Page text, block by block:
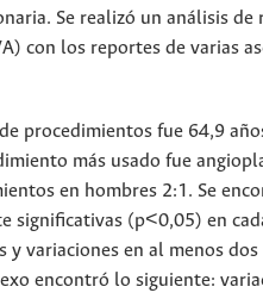
Se realizó un análisis de
con los reportes de varias
procedimientos fue 64,9
más usado fue
en hombres 2:1. Se
significativas (p<0,05) en
y variaciones en al menos dos
encontró lo siguiente: